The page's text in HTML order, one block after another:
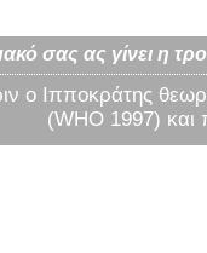
σας ας γίνει η
ο Ιπποκράτης
(WHO 1997) και